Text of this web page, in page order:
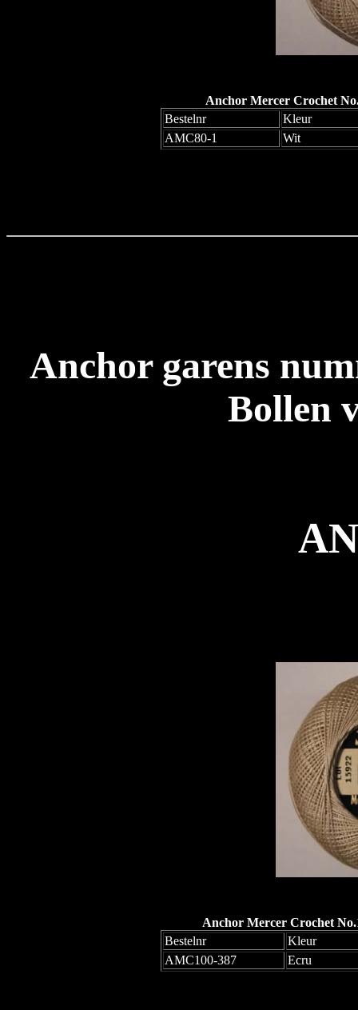
Anchor Mercer Crochet
Bestelnr
Kleur
AMC80-1
Wit
Anchor garens
Bollen
Anchor Mercer Crochet
Bestelnr
Kleur
AMC100-387
Ecru